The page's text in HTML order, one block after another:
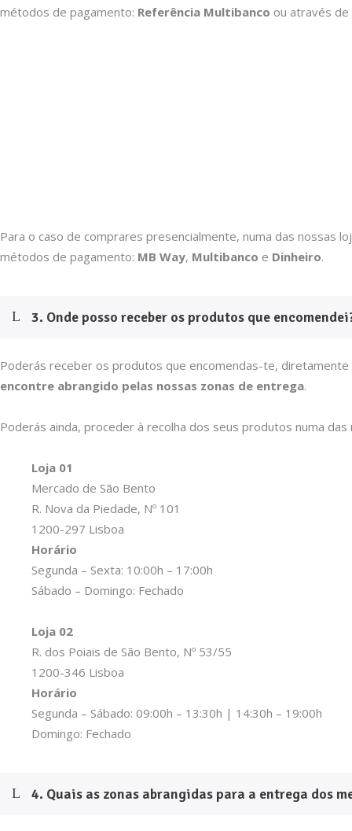
métodos de pagamento: Referência Multibanco ou através de
Para o caso de comprares presencialmente, numa das nossas
métodos de pagamento: MB Way, Multibanco e Dinheiro.
3. Onde posso receber os produtos que
Poderás receber os produtos que encomendas-te,
encontre abrangido pelas nossas zonas de entrega.
Poderás ainda, proceder à recolha dos seus produtos numa das
Loja 01
Mercado de São Bento
R. Nova da Piedade, Nº 101
1200-297 Lisboa
Horário
Segunda – Sexta: 10:00h – 17:00h
Sábado – Domingo: Fechado
Loja 02
R. dos Poiais de São Bento, Nº 53/55
1200-346 Lisboa
Horário
Segunda – Sábado: 09:00h – 13:30h | 14:30h – 19:00h
Domingo: Fechado
4. Quais as zonas abrangidas para a entrega dos